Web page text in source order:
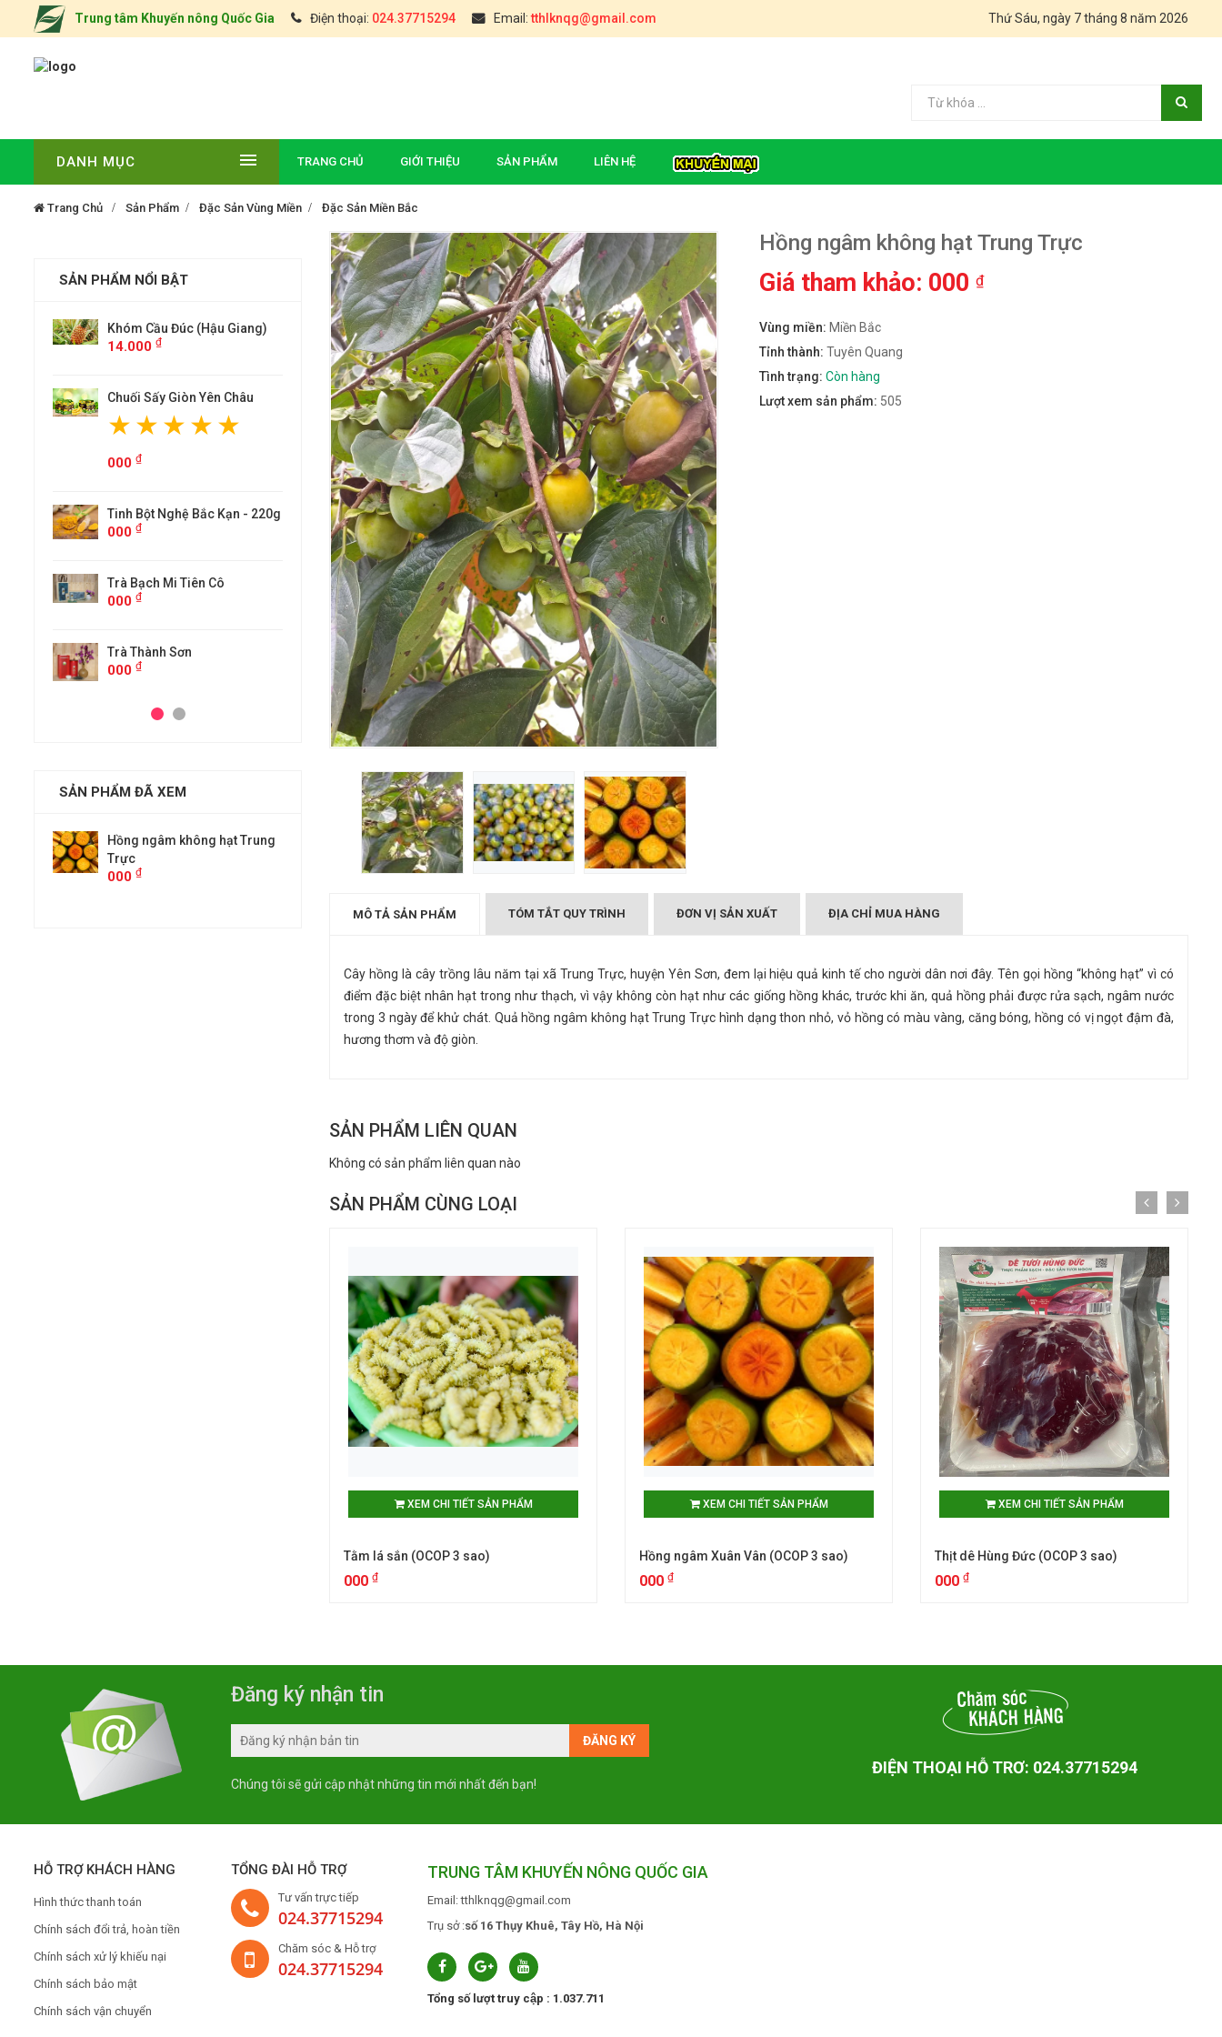
Trung tâm Khuyến nông Quốc Gia Điện thoại: 024.37715294 Email:tthlknqg@gmail.com Thứ Sáu, ngày 7 tháng 8 năm 2026
DANH MỤC TRANG CHỦ GIỚI THIỆU SẢN PHẨM LIÊN HỆ
Trang Chủ Sản Phẩm Đặc Sản Vùng Miền Đặc Sản Miền Bắc
Hồng ngâm không hạt Trung Trực
Giá tham khảo: 000 ₫
Vùng miền: Miền Bắc
Tỉnh thành: Tuyên Quang
Tình trạng: Còn hàng
Lượt xem sản phẩm: 505
MÔ TẢ SẢN PHẨM TÓM TẮT QUY TRÌNH ĐƠN VỊ SẢN XUẤT ĐỊA CHỈ MUA HÀNG
Cây hồng là cây trồng lâu năm tại xã Trung Trực, huyện Yên Sơn, đem lại hiệu quả kinh tế cho người dân nơi đây. Tên gọi hồng “không hạt” vì có
điểm đặc biệt nhân hạt trong như thạch, vì vậy không còn hạt như các giống hồng khác, trước khi ăn, quả hồng phải được rửa sạch, ngâm nước
trong 3 ngày để khử chát. Quả hồng ngâm không hạt Trung Trực hình dạng thon nhỏ, vỏ hồng có màu vàng, căng bóng, hồng có vị ngọt đậm đà,
hương thơm và độ giòn.
SẢN PHẨM LIÊN QUAN
Không có sản phẩm liên quan nào
SẢN PHẨM CÙNG LOẠI
XEM CHI TIẾT SẢN PHẨM
Tằm lá sắn (OCOP 3 sao)
000 ₫
XEM CHI TIẾT SẢN PHẨM
Hồng ngâm Xuân Vân (OCOP 3 sao)
000 ₫
XEM CHI TIẾT SẢN PHẨM
Thịt dê Hùng Đức (OCOP 3 sao)
000 ₫
SẢN PHẨM NỔI BẬT
Giang)
Châu
Kạn - 220g
ĐẶC SẢN CHÈ TÂN CƯƠNG
THÁI NGUYÊN(TÚI 0,5KG)
Khóm Cầu Đúc (Hậu Giang)
14.000₫
Chuối Sấy Giòn Yên Châu
000₫
Tinh Bột Nghệ Bắc Kạn - 220g
000 ₫
Trà Bạch Mi Tiên Cô
000₫
Trà Thành Sơn
000
ĐẶC SẢN CHÈ TÂN CƯƠNG
THÁI NGUYÊN(TÚI 0,5KG)
000₫
SẢN PHẨM ĐÃ XEM
Hồng ngâm không hạt Trung
Trực
000 ₫
Hồng ngâm không hạt Trung
Trực
000₫
Hồng ngâm không hạt Trung
Trực
₫
Đăng ký nhận tin
Chúng tôi sẽ gửi cập nhật những tin mới nhất đến bạn!
ĐIỆN THOẠI HỖ TRƠ: 024.37715294
HỖ TRỢ KHÁCH HÀNG
Hình thức thanh toán
Chính sách đổi trả, hoàn tiền
Chính sách xử lý khiếu nại
Chính sách bảo mật
Chính sách vận chuyển
TỔNG ĐÀI HỖ TRỢ
Tư vấn trực tiếp
024.37715294
Chăm sóc & Hỗ trợ
024.37715294
TRUNG TÂM KHUYẾN NÔNG QUỐC GIA
Email: tthlknqg@gmail.com
Trụ sở :số 16 Thụy Khuê, Tây Hồ, Hà Nội
Tổng số lượt truy cập : 1.037.711